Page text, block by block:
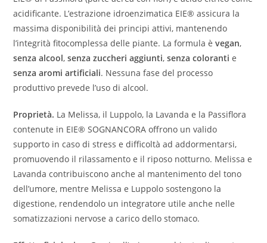
acidificante. L’estrazione idroenzimatica EIE® assicura la
massima disponibilità dei principi attivi, mantenendo
l’integrità fitocomplessa delle piante. La formula èvegan,
senza alcool,senza zuccheri aggiunti,senza coloranti e
senza aromi artificiali. Nessuna fase del processo
produttivo prevede l’uso di alcool.
Proprietà. La Melissa, il Luppolo, la Lavanda e la Passiflora
contenute in EIE® SOGNANCORA offrono un valido
supporto in caso di stress e difficoltà ad addormentarsi,
promuovendo il rilassamento e il riposo notturno. Melissa e
Lavanda contribuiscono anche al mantenimento del tono
dell’umore, mentre Melissa e Luppolo sostengono la
digestione, rendendolo un integratore utile anche nelle
somatizzazioni nervose a carico dello stomaco.